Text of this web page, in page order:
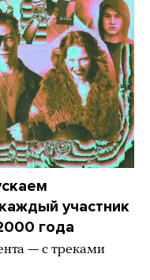
участник
года
— с треками